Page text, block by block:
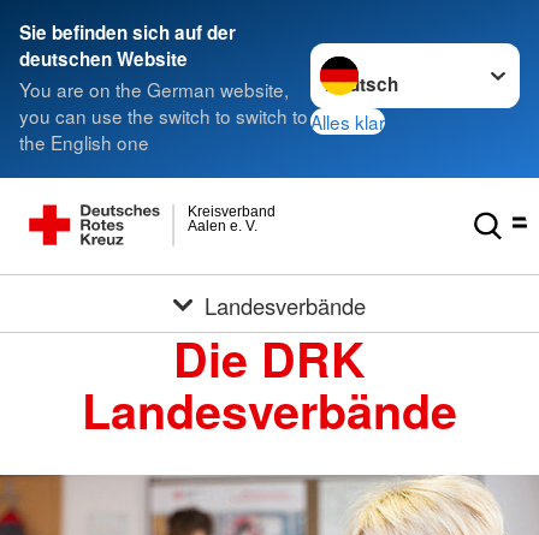
Sie befinden sich auf der
deutschen Website
You are on the German website,
you can use the switch to switch to
the English one
Sprache wechseln zu
Alles klar
Aalen e. V.
Kreisverband
Landesverbände
Die DRK
Landesverbände